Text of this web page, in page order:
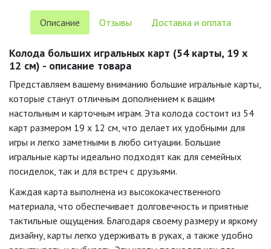
Описание Отзывы Доставка и оплата
Колода больших игральных карт (54 карты, 19 х
12 см) - описание товара
Представляем вашему вниманию большие игральные карты,
которые станут отличным дополнением к вашим
настольным и карточным играм. Эта колода состоит из 54
карт размером 19 х 12 см, что делает их удобными для
игры и легко заметными в любо ситуации. Большие
игральные карты идеально подходят как для семейных
посиделок, так и для встреч с друзьями.
Каждая карта выполнена из высококачественного
материала, что обеспечивает долговечность и приятные
тактильные ощущения. Благодаря своему размеру и яркому
дизайну, карты легко удерживать в руках, а также удобно